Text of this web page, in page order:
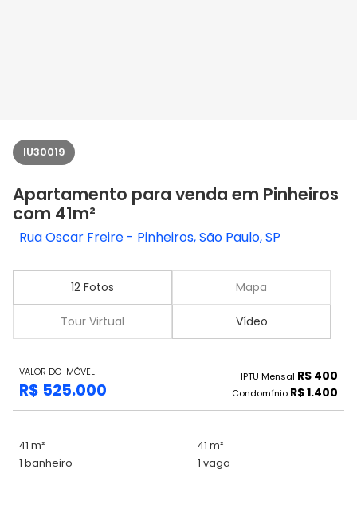
IU30019
Apartamento para venda em Pinheiros
com 41m²
Rua Oscar Freire - Pinheiros, São Paulo, SP
12 Fotos Mapa
Tour Virtual Vídeo
VALOR DO IMÓVEL
R$ 525.000
IPTU Mensal R$ 400
Condomínio R$ 1.400
41 m²
41 m²
1 banheiro
1 vaga